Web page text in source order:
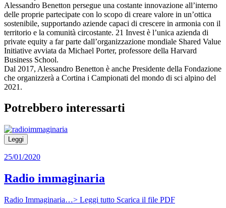
Alessandro Benetton persegue una costante innovazione all’interno
delle proprie partecipate con lo scopo di creare valore in un’ottica
sostenibile, supportando aziende capaci di crescere in armonia con il
territorio e la comunità circostante. 21 Invest è l’unica azienda di
private equity a far parte dall’organizzazione mondiale Shared Value
Initiative avviata da Michael Porter, professore della Harvard
Business School.
Dal 2017, Alessandro Benetton è anche Presidente della Fondazione
che organizzerà a Cortina i Campionati del mondo di sci alpino del
2021.
Potrebbero interessarti
Leggi
25/01/2020
Radio immaginaria
Radio Immaginaria…> Leggi tutto Scarica il file PDF